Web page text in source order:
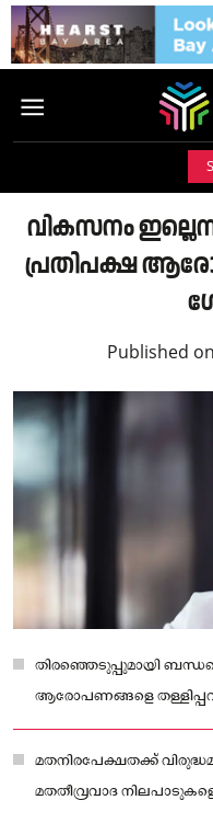
വികസനം
പ്രതിപക്ഷ
Published
തിരഞ്ഞെടുപ്പുമായി
ആരോപണങ്ങളെ
എംവി ഗോവിന്ദൻ.
മതനിരപേക്ഷതക്ക്
മതതീവ്രവാദ